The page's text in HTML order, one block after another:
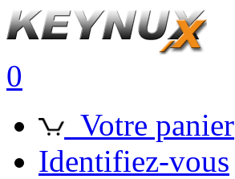
0
Votre panier
Identifiez-vous